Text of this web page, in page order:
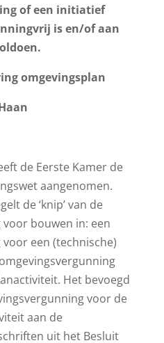
of een initiatief
is en/of aan
omgevingsplan
de Eerste Kamer de
aangenomen.
de ‘knip’ van de
bouwen in: een
een (technische)
Het bevoegd
voor de
aan de
uit het Besluit